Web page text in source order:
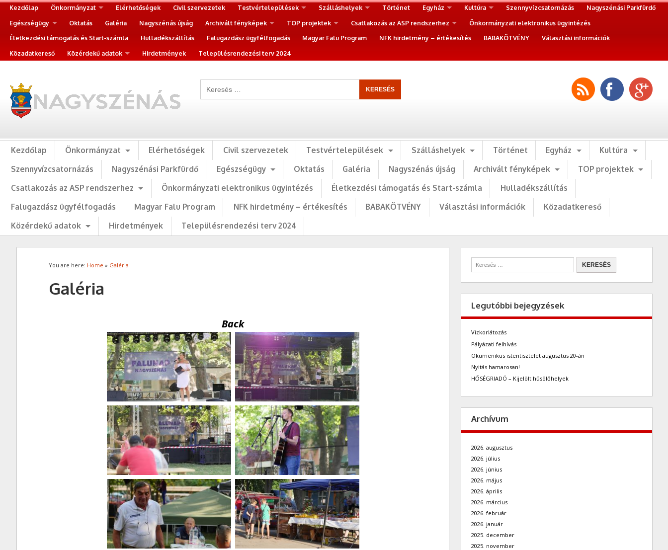
Kezdőlap Önkormányzat Elérhetőségek Civil szervezetek Testvértelepülések Szálláshelyek Történet Egyház Kultúra Szennyvízcsatornázás
Nagyszénási Parkfürdő
Egészségügy
Oktatás Galéria Nagyszénás újság Archivált fényképek TOP projektek Csatlakozás az ASP rendszerhez
Önkormányzati elektronikus ügyintézés
Életkezdési támogatás és Start-számla
Hulladékszállítás Falugazdász ügyfélfogadás Magyar Falu Program NFK hirdetmény – értékesítés BABAKÖTVÉNY
Választási információk
Közadatkereső
Közérdekű adatok Hirdetmények Településrendezési terv 2024
Kezdőlap Önkormányzat Elérhetőségek Civil szervezetek Testvértelepülések Szálláshelyek Történet Egyház
Kultúra
Szennyvízcsatornázás
Nagyszénási Parkfürdő Egészségügy Oktatás Galéria Nagyszénás újság Archivált fényképek
TOP projektek
Csatlakozás az ASP rendszerhez
Önkormányzati elektronikus ügyintézés Életkezdési támogatás és Start-számla
Hulladékszállítás
Falugazdász ügyfélfogadás
Magyar Falu Program NFK hirdetmény – értékesítés BABAKÖTVÉNY Választási információk
Közadatkereső
Közérdekű adatok
Hirdetmények Településrendezési terv 2024
You are here: Home » Galéria
Galéria
Back
Legutóbbi bejegyzések
Vízkorlátozás
Pályázati felhívás
Ökumenikus istentisztelet augusztus 20-án
Nyitás hamarosan!
HŐSÉGRIADÓ – Kijelölt hűsölőhelyek
Archívum
2026. augusztus
2026. július
2026. június
2026. május
2026. április
2026. március
2026. február
2026. január
2025. december
2025. november